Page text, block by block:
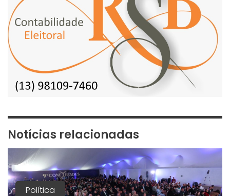
Notícias relacionadas
Política